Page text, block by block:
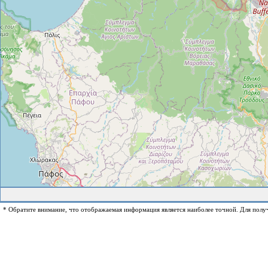
* Обратите внимание, что отображаемая информация является наиболее точной. Для